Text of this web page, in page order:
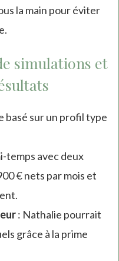
la main pour éviter
simulations et
basé sur un profil type
temps avec deux
€ nets par mois et
: Nathalie pourrait
grâce à la prime